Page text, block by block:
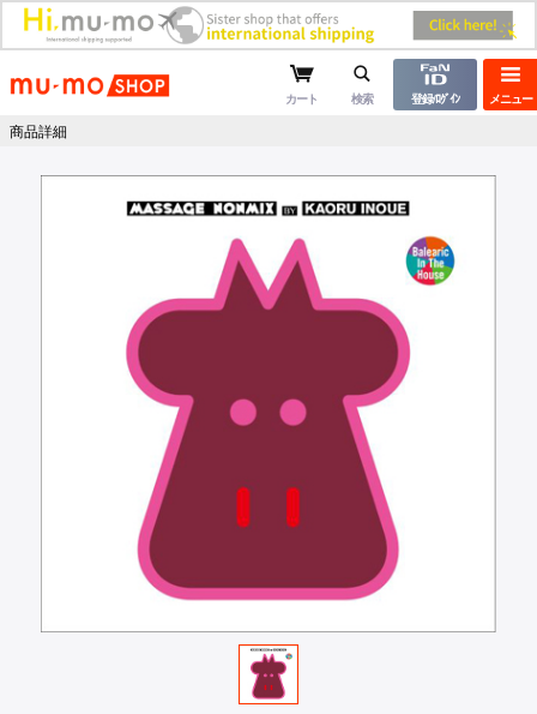
mu-moショップ メニュー
カート 検索 登録/ﾛｸﾞｲﾝ
商品詳細